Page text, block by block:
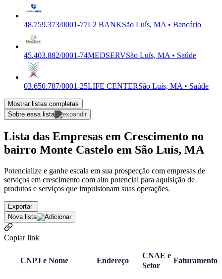
48.759.373/0001-77L2 BANKSão Luís, MA • Bancário
45.403.882/0001-74MEDSERVSão Luís, MA • Saúde
03.650.787/0001-25LIFE CENTERSão Luís, MA • Saúde
Mostrar listas completas
Sobre essa lista
Lista das Empresas em Crescimento no
bairro Monte Castelo em São Luís, MA
Potencialize e ganhe escala em sua prospecção com empresas de
serviços em crescimento com alto potencial para aquisição de
produtos e serviços que impulsionam suas operações.
Exportar
Nova lista
Copiar link
CNPJ e Nome Endereço
CNAE e
Setor
Faturamento